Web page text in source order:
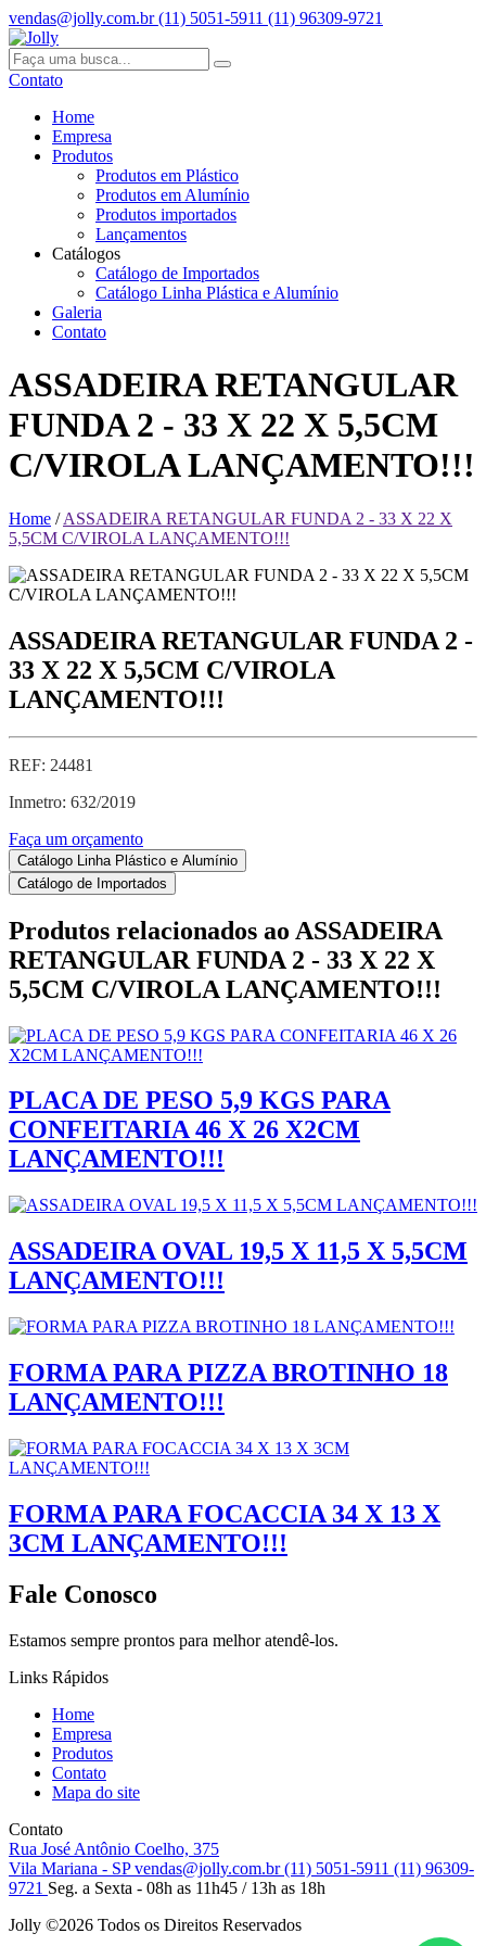
vendas@jolly.com.br(11) 5051-5911 (11) 96309-9721
Contato
Home
Empresa
Produtos
Produtos em Plástico
Produtos em Alumínio
Produtos importados
Lançamentos
Catálogos
Catálogo de Importados
Catálogo Linha Plástica e Alumínio
Galeria
Contato
ASSADEIRA RETANGULAR
FUNDA 2 - 33 X 22 X 5,5CM
C/VIROLA LANÇAMENTO!!!
Home /ASSADEIRA RETANGULAR FUNDA 2 - 33 X 22 X
5,5CM C/VIROLA LANÇAMENTO!!!
ASSADEIRA RETANGULAR FUNDA 2 -
33 X 22 X 5,5CM C/VIROLA
LANÇAMENTO!!!
REF: 24481
Inmetro: 632/2019
Faça um orçamento
Catálogo Linha Plástico e Alumínio
Catálogo de Importados
Produtos relacionados ao ASSADEIRA
RETANGULAR FUNDA 2 - 33 X 22 X
5,5CM C/VIROLA LANÇAMENTO!!!
PLACA DE PESO 5,9 KGS PARA
CONFEITARIA 46 X 26 X2CM
LANÇAMENTO!!!
ASSADEIRA OVAL 19,5 X 11,5 X 5,5CM
LANÇAMENTO!!!
FORMA PARA PIZZA BROTINHO 18
LANÇAMENTO!!!
FORMA PARA FOCACCIA 34 X 13 X
3CM LANÇAMENTO!!!
Fale Conosco
Estamos sempre prontos para melhor atendê-los.
Links Rápidos
Home
Empresa
Produtos
Contato
Mapa do site
Contato
Rua José Antônio Coelho, 375
Vila Mariana - SPvendas@jolly.com.br(11) 5051-5911 (11) 96309-
9721 Seg. a Sexta - 08h as 11h45 / 13h as 18h
Jolly ©2026 Todos os Direitos Reservados